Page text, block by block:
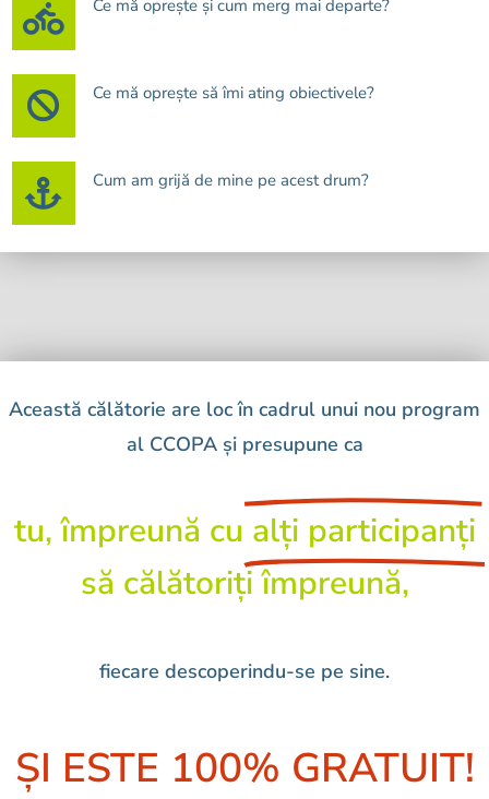
Ce mă oprește și cum merg mai departe?
Ce mă oprește să îmi ating obiectivele?
Cum am grijă de mine pe acest drum?
Această călătorie are loc în cadrul unui nou program
al CCOPA și presupune ca
tu, împreună cu alți participanți
să călătoriți împreună,
fiecare descoperindu-se pe sine.
ȘI ESTE 100% GRATUIT!